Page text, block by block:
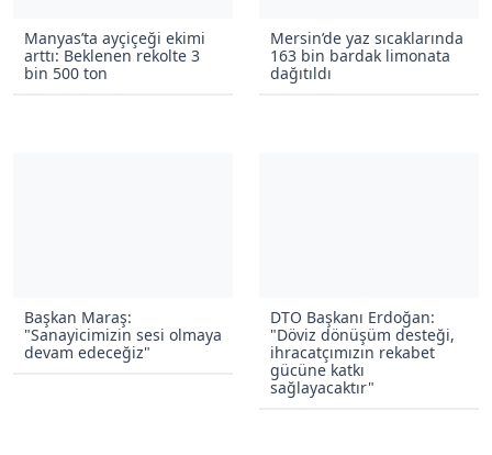
Manyas’ta ayçiçeği ekimi
arttı: Beklenen rekolte 3
bin 500 ton
Mersin’de yaz sıcaklarında
163 bin bardak limonata
dağıtıldı
Başkan Maraş:
"Sanayicimizin sesi olmaya
devam edeceğiz"
DTO Başkanı Erdoğan:
"Döviz dönüşüm desteği,
ihracatçımızın rekabet
gücüne katkı
sağlayacaktır"